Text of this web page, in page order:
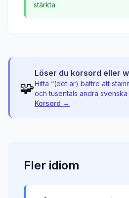
stärkta
🧩
Löser du korsord eller
Hitta “(det är) bättre att
och tusentals andra
Korsord →
Fler idiom